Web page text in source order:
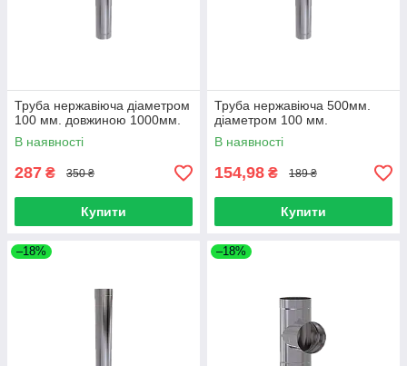
Труба нержавіюча діаметром
100 мм. довжиною 1000мм.
В наявності
287 ₴ 350 ₴
Купити
Труба нержавіюча 500мм.
діаметром 100 мм.
В наявності
154,98 ₴ 189 ₴
Купити
–18% –18%